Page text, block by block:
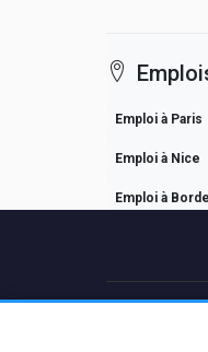
Emploi à Paris
Emploi à Nice
Emploi à